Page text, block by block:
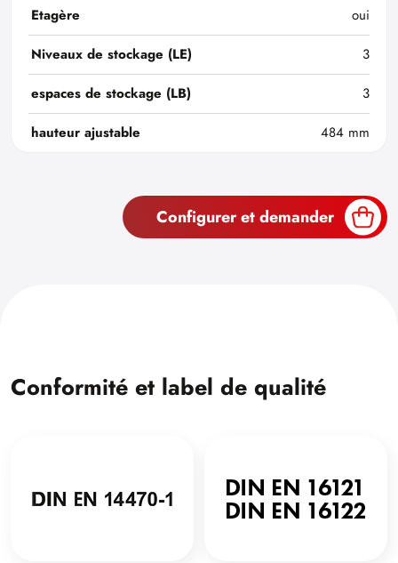
Etagère
oui
Niveaux de stockage (LE)
3
espaces de stockage (LB)
3
hauteur ajustable
484 mm
Configurer et demander
Conformité et label de qualité